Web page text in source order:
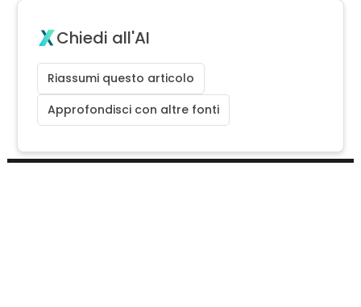
Chiedi all'AI
Riassumi questo articolo
Approfondisci con altre fonti